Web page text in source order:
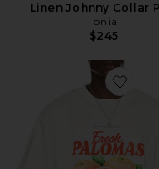
Linen Johnny Collar
onia
$245